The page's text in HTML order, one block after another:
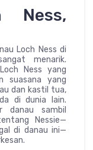
Ness,
Loch Ness di
menarik.
Ness yang
suasana yang
dan kastil tua,
di dunia lain.
danau sambil
Nessie—
di danau ini—